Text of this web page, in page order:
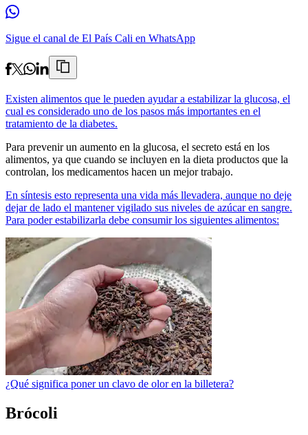
Sigue el canal de El País Cali en WhatsApp
Existen alimentos que le pueden ayudar a estabilizar la glucosa, el
cual es considerado uno de los pasos más importantes en el
tratamiento de la diabetes.
Para prevenir un aumento en la glucosa, el secreto está en los
alimentos, ya que cuando se incluyen en la dieta productos que la
controlan, los medicamentos hacen un mejor trabajo.
En síntesis esto representa una vida más llevadera, aunque no deje
dejar de lado el mantener vigilado sus niveles de azúcar en sangre.
Para poder estabilizarla debe consumir los siguientes alimentos:
¿Qué significa poner un clavo de olor en la billetera?
Brócoli